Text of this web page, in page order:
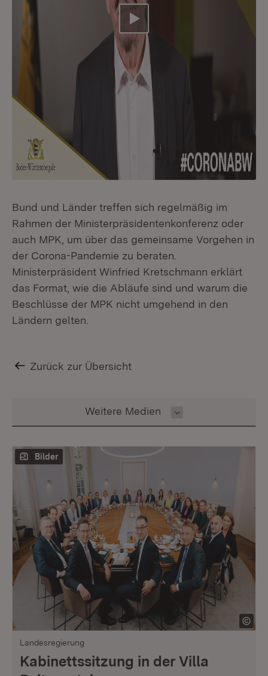
Video abspielen
Bund und Länder treffen sich regelmäßig im
Rahmen der Ministerpräsidentenkonferenz oder
auch MPK, um über das gemeinsame Vorgehen in
der Corona-Pandemie zu beraten.
Ministerpräsident Winfried Kretschmann erklärt
das Format, wie die Abläufe sind und warum die
Beschlüsse der MPK nicht umgehend in den
Ländern gelten.
Zurück zur Übersicht
Inhalt auswählen
Weitere Medien
Bilder
Landesregierung
Kabinettssitzung in der Villa